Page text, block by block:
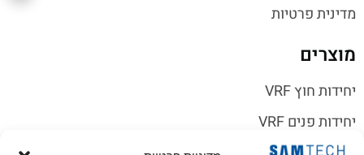
מדינית פרטיות
מוצרים
יחידות חוץ VRF
יחידות פנים VRF